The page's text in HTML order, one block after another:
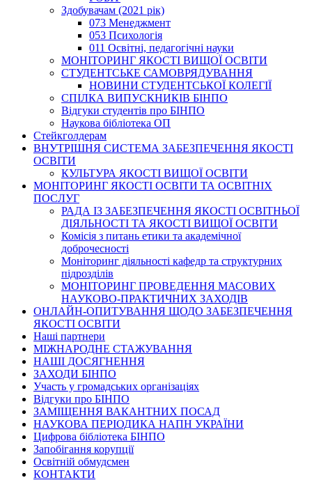
Здобувачам (2021 рік)
073 Менеджмент
053 Психологія
011 Освітні, педагогічні науки
МОНІТОРИНГ ЯКОСТІ ВИЩОЇ ОСВІТИ
СТУДЕНТСЬКЕ САМОВРЯДУВАННЯ
НОВИНИ СТУДЕНТСЬКОЇ КОЛЕГІЇ
СПІЛКА ВИПУСКНИКІВ БІНПО
Відгуки студентів про БІНПО
Наукова бібліотека ОП
Стейкголдерам
ВНУТРІШНЯ СИСТЕМА ЗАБЕЗПЕЧЕННЯ ЯКОСТІ
ОСВІТИ
КУЛЬТУРА ЯКОСТІ ВИЩОЇ ОСВІТИ
МОНІТОРИНГ ЯКОСТІ ОСВІТИ ТА ОСВІТНІХ
ПОСЛУГ
РАДА ІЗ ЗАБЕЗПЕЧЕННЯ ЯКОСТІ ОСВІТНЬОЇ
ДІЯЛЬНОСТІ ТА ЯКОСТІ ВИЩОЇ ОСВІТИ
Комісія з питань етики та академічної
доброчесності
Моніторинг діяльності кафедр та структурних
підрозділів
МОНІТОРИНГ ПРОВЕДЕННЯ МАСОВИХ
НАУКОВО-ПРАКТИЧНИХ ЗАХОДІВ
ОНЛАЙН-ОПИТУВАННЯ ЩОДО ЗАБЕЗПЕЧЕННЯ
ЯКОСТІ ОСВІТИ
Наші партнери
МІЖНАРОДНЕ СТАЖУВАННЯ
НАШІ ДОСЯГНЕННЯ
ЗАХОДИ БІНПО
Участь у громадських організаціях
Відгуки про БІНПО
ЗАМІЩЕННЯ ВАКАНТНИХ ПОСАД
НАУКОВА ПЕРІОДИКА НАПН УКРАЇНИ
Цифрова бібліотека БІНПО
Запобігання корупції
Освітній обмудсмен
КОНТАКТИ